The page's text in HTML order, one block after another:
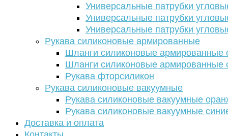
Универсальные патрубки
Универсальные патрубки
Универсальные патрубки
Рукава силиконовые армированные
Шланги силиконовые армированные
Шланги силиконовые армированные
Рукава фторсиликон
Рукава силиконовые вакуумные
Рукава силиконовые вакуумные
Рукава силиконовые вакуумные
Доставка и оплата